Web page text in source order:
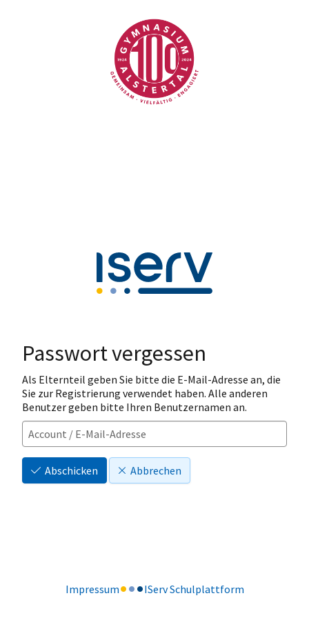
Passwort vergessen
Als Elternteil geben Sie bitte die E-Mail-Adresse an, die
Sie zur Registrierung verwendet haben. Alle anderen
Benutzer geben bitte Ihren Benutzernamen an.
Abschicken Abbrechen
Impressum IServ Schulplattform